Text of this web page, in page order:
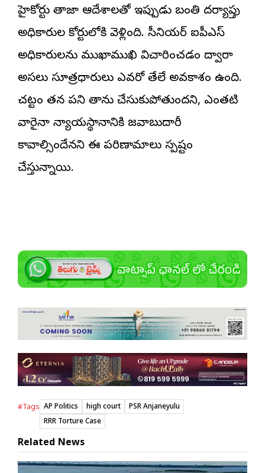
హైకోర్టు తాజా ఆదేశాలతో ఇప్పుడు బంతి దర్యాప్తు
అధికారుల కోర్టులోకి వెళ్లింది. సీనియర్ ఐపీఎస్
అధికారులను ముఖాముఖి విచారించడం ద్వారా
అసలు సూత్రధారులు ఎవరో తేలే అవకాశం ఉంది.
చట్టం తన పని తాను చేసుకుపోతుందని, ఎంతటి
వారైనా న్యాయస్థానానికి జవాబుదారీ
కావాల్సిందేనని ఈ పరిణామాలు స్పష్టం
చేస్తున్నాయి.
#Tags AP Politics high court
PSR Anjaneyulu
RRR Torture Case
Related News